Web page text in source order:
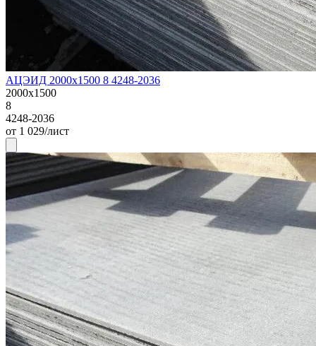
АЦЭИД 2000х1500 8 4248-2036
2000х1500
8
4248-2036
от 1 029/лист